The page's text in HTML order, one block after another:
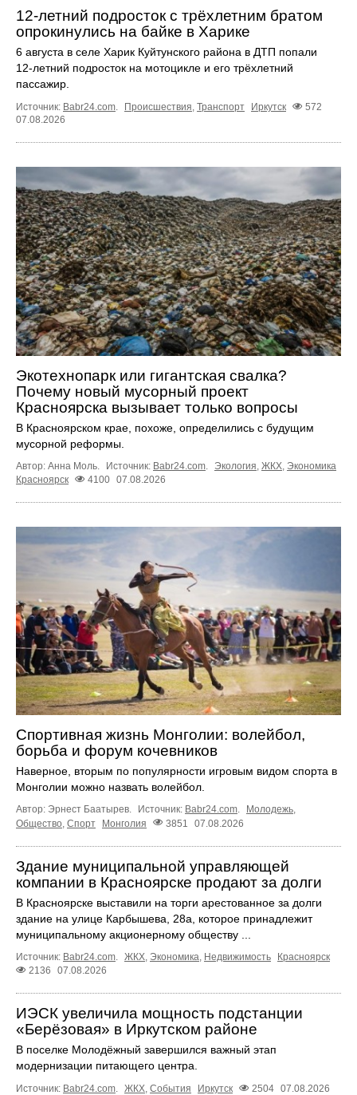
12‑летний подросток с трёхлетним братом
опрокинулись на байке в Харике
6 августа в селе Харик Куйтунского района в ДТП попали
12‑летний подросток на мотоцикле и его трёхлетний
пассажир.
Источник: Babr24.com. Происшествия, Транспорт Иркутск
572
07.08.2026
Экотехнопарк или гигантская свалка?
Почему новый мусорный проект
Красноярска вызывает только вопросы
В Красноярском крае, похоже, определились с будущим
мусорной реформы.
Автор: Анна Моль. Источник: Babr24.com Экология ЖКХ Экономика
Красноярск
4100 07.08.2026
Спортивная жизнь Монголии: волейбол,
борьба и форум кочевников
Наверное, вторым по популярности игровым видом спорта в
Монголии можно назвать волейбол.
Автор: Эрнест Баатырев. Источник: Babr24.com. Молодежь,
Общество Спорт Монголия 3851 07.08.2026
Здание муниципальной управляющей
компании в Красноярске продают за долги
В Красноярске выставили на торги арестованное за долги
здание на улице Карбышева, 28а, которое принадлежит
муниципальному акционерному обществу ...
Источник: Babr24.com ЖКХ Экономика Недвижимость
Красноярск
2136
07.08.2026
ИЭСК увеличила мощность подстанции
«Берёзовая» в Иркутском районе
В поселке Молодёжный завершился важный этап
модернизации питающего центра.
Источник: Babr24.com ЖКХ События Иркутск 2504 07.08.2026